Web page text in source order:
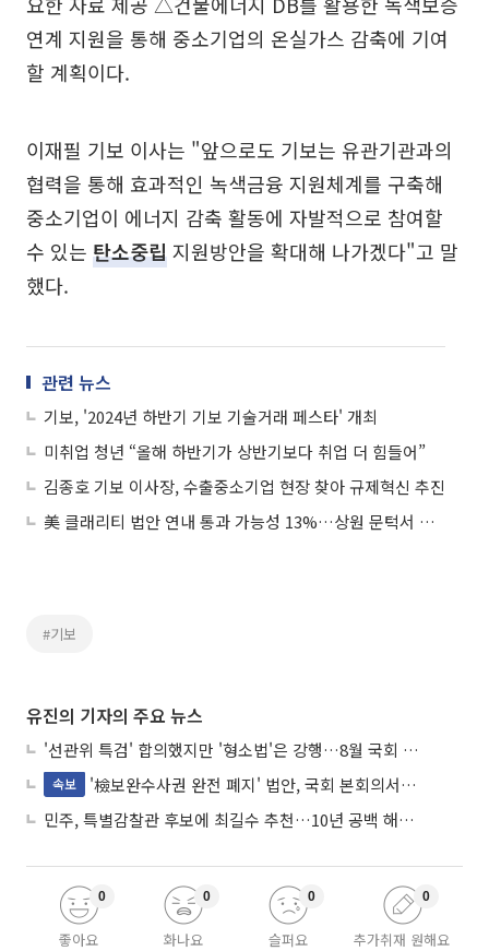
연계 지원을 통해 중소기업의 온실가스 감축에 기여
할 계획이다.
이재필 기보 이사는 "앞으로도 기보는 유관기관과의
협력을 통해 효과적인 녹색금융 지원체계를 구축해
중소기업이 에너지 감축 활동에 자발적으로 참여할
수 있는 탄소중립지원방안을 확대해 나가겠다"고 말
했다.
관련 뉴스
기보, '2024년 하반기 기보 기술거래 페스타' 개최
미취업 청년 “올해 하반기가 상반기보다 취업 더 힘들어”
김종호 기보 이사장, 수출중소기업 현장 찾아 규제혁신 추진
美 클래리티 법안 연내 통과 가능성 13%…상원 문턱서 제동
#기보
유진의 기자의 주요 뉴스
'선관위 특검' 합의했지만 '형소법'은 강행…8월 국회 '입법 2차전' 예고
속보
'檢보완수사권 완전 폐지' 법안, 국회 본회의서 민주당 주도 통과
민주, 특별감찰관 후보에 최길수 추천…10년 공백 해소 속도
좋아요
0
화나요
0
슬퍼요
0
추가취재 원해요
0